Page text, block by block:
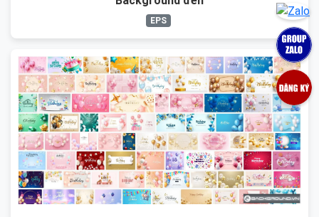
EPS